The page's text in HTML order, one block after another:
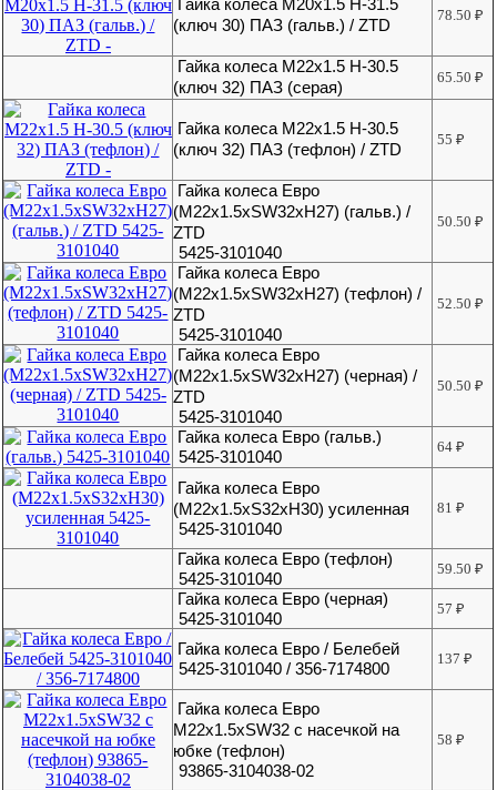
Гайка колеса M20x1.5 H-31.5
(ключ 30) ПАЗ (гальв.) / ZTD
78.50₽
Гайка колеса M22x1.5 H-30.5
(ключ 32) ПАЗ (серая)
65.50₽
Гайка колеса M22x1.5 H-30.5
(ключ 32) ПАЗ (тефлон) / ZTD
55₽
Гайка колеса Евро
(M22x1.5xSW32xH27) (гальв.) /
ZTD
5425-3101040
50.50₽
Гайка колеса Евро
(M22x1.5xSW32xH27) (тефлон) /
ZTD
5425-3101040
52.50₽
Гайка колеса Евро
(M22x1.5xSW32xH27) (черная) /
ZTD
5425-3101040
50.50₽
Гайка колеса Евро (гальв.)
5425-3101040
64₽
Гайка колеса Евро
(М22х1.5хS32хH30) усиленная
5425-3101040
81₽
Гайка колеса Евро (тефлон)
5425-3101040
59.50₽
Гайка колеса Евро (черная)
5425-3101040
57₽
Гайка колеса Евро / Белебей
5425-3101040 / 356-7174800
137₽
Гайка колеса Евро
М22х1.5хSW32 с насечкой на
юбке (тефлон)
93865-3104038-02
58₽